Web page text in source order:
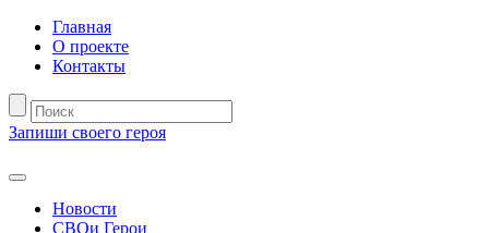
Главная
О проекте
Контакты
Запиши своего героя
Новости
СВОи Герои